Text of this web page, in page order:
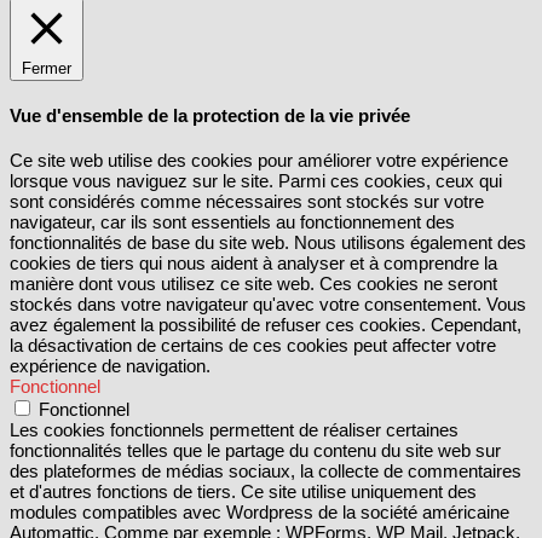
Fermer
Vue d'ensemble de la protection de la vie privée
Ce site web utilise des cookies pour améliorer votre expérience
lorsque vous naviguez sur le site. Parmi ces cookies, ceux qui
sont considérés comme nécessaires sont stockés sur votre
navigateur, car ils sont essentiels au fonctionnement des
fonctionnalités de base du site web. Nous utilisons également des
cookies de tiers qui nous aident à analyser et à comprendre la
manière dont vous utilisez ce site web. Ces cookies ne seront
stockés dans votre navigateur qu'avec votre consentement. Vous
avez également la possibilité de refuser ces cookies. Cependant,
la désactivation de certains de ces cookies peut affecter votre
expérience de navigation.
Fonctionnel
Fonctionnel
Les cookies fonctionnels permettent de réaliser certaines
fonctionnalités telles que le partage du contenu du site web sur
des plateformes de médias sociaux, la collecte de commentaires
et d'autres fonctions de tiers. Ce site utilise uniquement des
modules compatibles avec Wordpress de la société américaine
Automattic. Comme par exemple : WPForms, WP Mail, Jetpack,